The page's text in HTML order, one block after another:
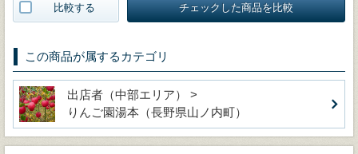
比較する チェックした商品を比較
この商品が属するカテゴリ
出店者（中部エリア） >
りんご園湯本（長野県山ノ内町）